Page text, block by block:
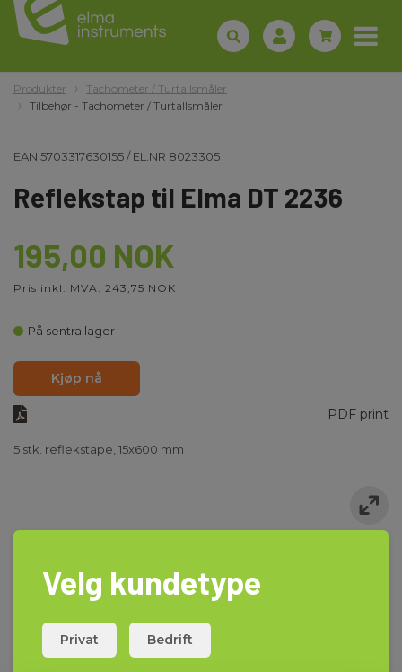
Produkter
Tachometer / Turtallsmåler
Tilbehør - Tachometer / Turtallsmåler
EAN 5703317630155/EL.NR 8023305
Reflekstap til Elma DT 2236
195,00 NOK
Pris inkl. MVA. 243,75 NOK
På sentrallager
Kjøp nå
PDF print
5 stk. reflekstape, 15x600 mm
Velg kundetype
Privat Bedrift